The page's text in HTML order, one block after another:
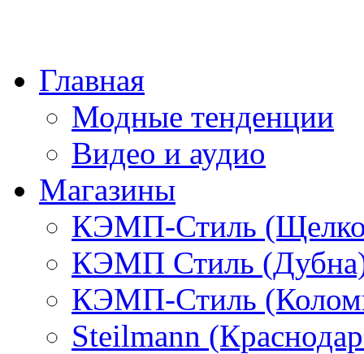
Главная
Модные тенденции
Видео и аудио
Магазины
КЭМП-Стиль
КЭМП Стиль
КЭМП-Стиль
Steilmann